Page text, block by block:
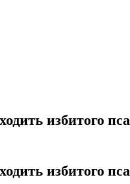
избитого пса
избитого пса